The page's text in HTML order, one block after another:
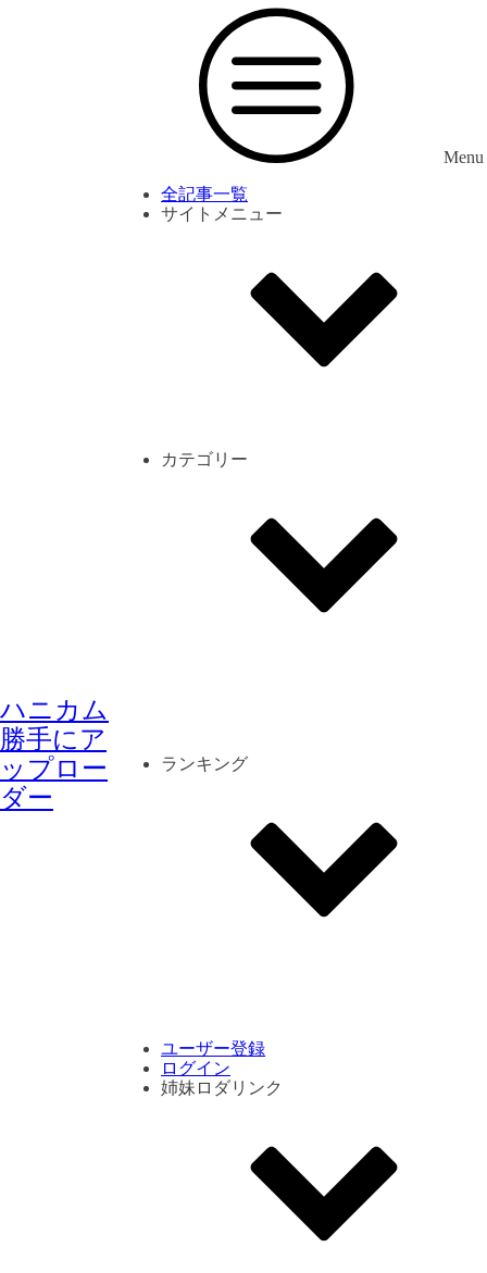
ハニカム
勝手にア
ップロー
ダー
Menu
全記事一覧
サイトメニュー
カテゴリー
ランキング
ユーザー登録
ログイン
姉妹ロダリンク